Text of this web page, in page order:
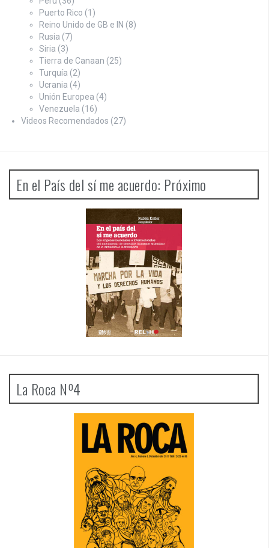
Puerto Rico (1)
Reino Unido de GB e IN (8)
Rusia (7)
Siria (3)
Tierra de Canaan (25)
Turquía (2)
Ucrania (4)
Unión Europea (4)
Venezuela (16)
Videos Recomendados (27)
En el País del sí me acuerdo: Próximo
La Roca Nº4